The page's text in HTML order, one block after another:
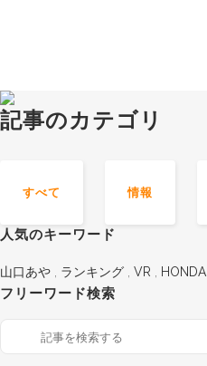
記事のカテゴリ
すべて 情報
人気のキーワード
山口あや ランキング VR HONDA
フリーワード検索